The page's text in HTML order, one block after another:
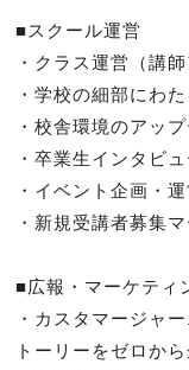
■スクール運営
・クラス運営（講
・学校の細部にわ
・校舎環境のアッ
・卒業生インタビ
・イベント企画・
・新規受講者募集
■広報・マーケティ
・カスタマージャ
トーリーをゼロか